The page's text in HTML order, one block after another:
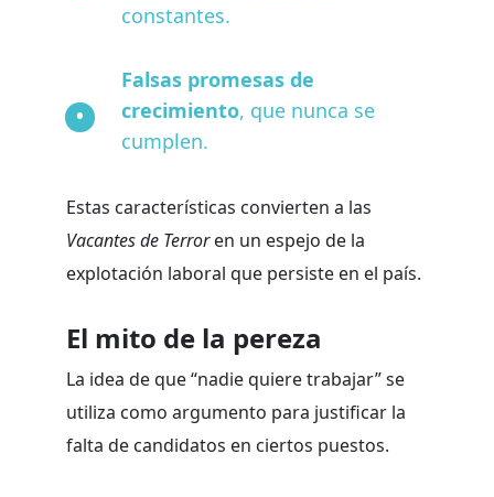
constantes.
Falsas promesas de
crecimiento, que nunca se
cumplen.
Estas características convierten a las
Vacantes de Terroren un espejo de la
explotación laboral que persiste en el país.
El mito de la pereza
La idea de que “nadie quiere trabajar” se
utiliza como argumento para justificar la
falta de candidatos en ciertos puestos.